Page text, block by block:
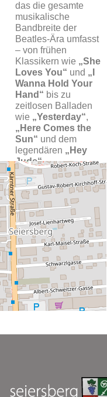
das die gesamte
musikalische
Bandbreite der
Beatles-Ära umfasst
– von frühen
Klassikern wie „She
Loves You“ und „I
Wanna Hold Your
Hand“ bis zu
zeitlosen Balladen
wie „Yesterday“,
„Here Comes the
Sun“ und dem
legendären „Hey
Jude“.
Ein Abend, der
Nostalgie und
Gänsehaut garantiert:
Wenn „Help!“ die
Bühne betritt, scheint
es, als wären die
Beatles selbst
zurückgekehrt. Ein
Pflichttermin für
Musikliebhaber:innen!